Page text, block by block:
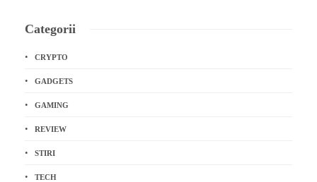
Categorii
CRYPTO
GADGETS
GAMING
REVIEW
STIRI
TECH